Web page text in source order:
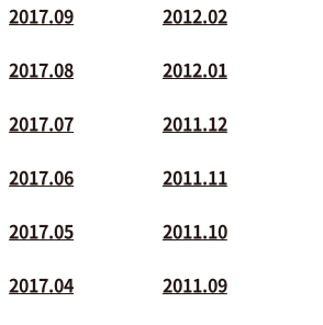
2017.09
2017.08
2017.07
2017.06
2017.05
2017.04
2012.02
2012.01
2011.12
2011.11
2011.10
2011.09